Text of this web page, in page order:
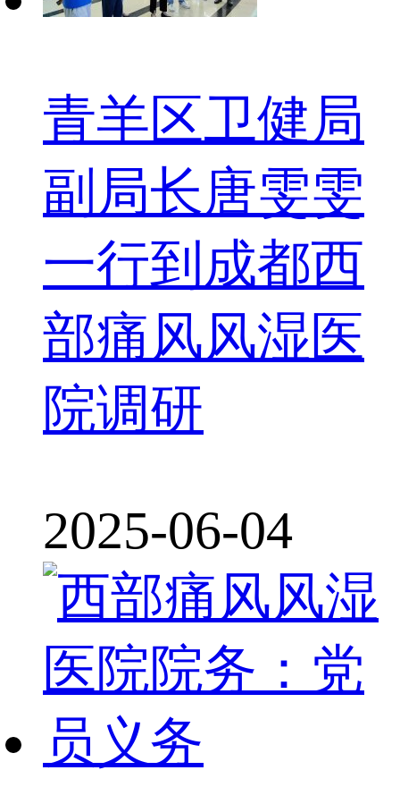
青羊区卫健局
副局长唐雯雯
一行到成都西
部痛风风湿医
院调研
2025-06-04